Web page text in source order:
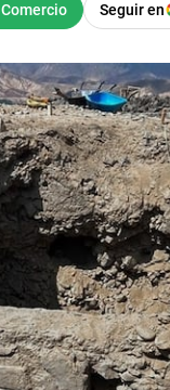
Seguir en